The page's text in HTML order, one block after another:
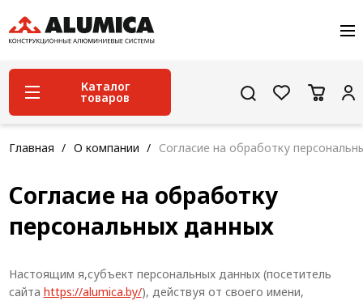
О компании
Услуги
Сервис и поддержка
Проекты
Контакты
Каталог
товаров
Система конструкционного алюминиевого
профиля
Конструкционная трубная система
Модульная трубная система
Конвейерная фурнитура
Главная О компании Согласие на обработку
Согласие на обработку
персональных данных
Настоящим я,субъект персональных данных (посетитель
сайта https://alumica.by/), действуя от своего имени,